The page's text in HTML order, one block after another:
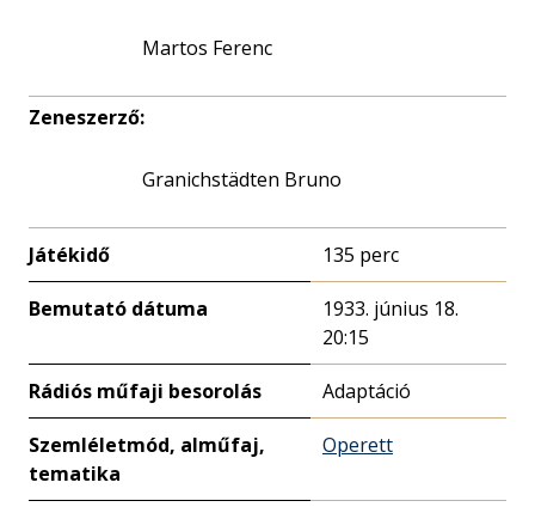
Martos Ferenc
Zeneszerző:
Granichstädten Bruno
Játékidő 135 perc
Bemutató dátuma
1933. június 18.
20:15
Rádiós műfaji besorolás Adaptáció
Szemléletmód, alműfaj,
tematika
Operett